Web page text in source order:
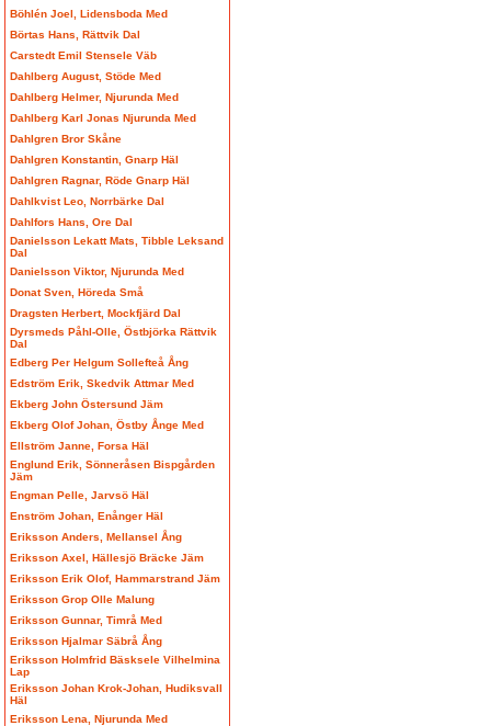
Böhlén Joel, Lidensboda Med
Börtas Hans, Rättvik Dal
Carstedt Emil Stensele Väb
Dahlberg August, Stöde Med
Dahlberg Helmer, Njurunda Med
Dahlberg Karl Jonas Njurunda Med
Dahlgren Bror Skåne
Dahlgren Konstantin, Gnarp Häl
Dahlgren Ragnar, Röde Gnarp Häl
Dahlkvist Leo, Norrbärke Dal
Dahlfors Hans, Ore Dal
Danielsson Lekatt Mats, Tibble Leksand
Dal
Danielsson Viktor, Njurunda Med
Donat Sven, Höreda Små
Dragsten Herbert, Mockfjärd Dal
Dyrsmeds Påhl-Olle, Östbjörka Rättvik
Dal
Edberg Per Helgum Sollefteå Ång
Edström Erik, Skedvik Attmar Med
Ekberg John Östersund Jäm
Ekberg Olof Johan, Östby Ånge Med
Ellström Janne, Forsa Häl
Englund Erik, Sönneråsen Bispgården
Jäm
Engman Pelle, Jarvsö Häl
Enström Johan, Enånger Häl
Eriksson Anders, Mellansel Ång
Eriksson Axel, Hällesjö Bräcke Jäm
Eriksson Erik Olof, Hammarstrand Jäm
Eriksson Grop Olle Malung
Eriksson Gunnar, Timrå Med
Eriksson Hjalmar Säbrå Ång
Eriksson Holmfrid Bäsksele Vilhelmina
Lap
Eriksson Johan Krok-Johan, Hudiksvall
Häl
Eriksson Lena, Njurunda Med